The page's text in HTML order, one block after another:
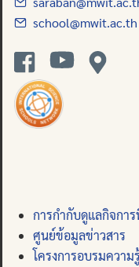
school@mwit.ac.th
การกำกับดูแลกิจกา
ศูนย์ข้อมูลข่าวสาร
โครงการอบรมความ